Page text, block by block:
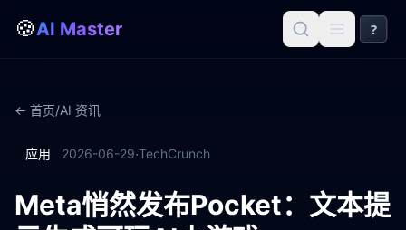
🍪AI Master ?
← 首页/AI 资讯
应用 2026-06-29·TechCrunch
Meta悄然发布Pocket：文本提